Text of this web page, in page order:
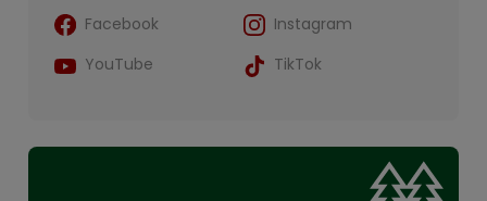
Facebook
Instagram
YouTube
TikTok